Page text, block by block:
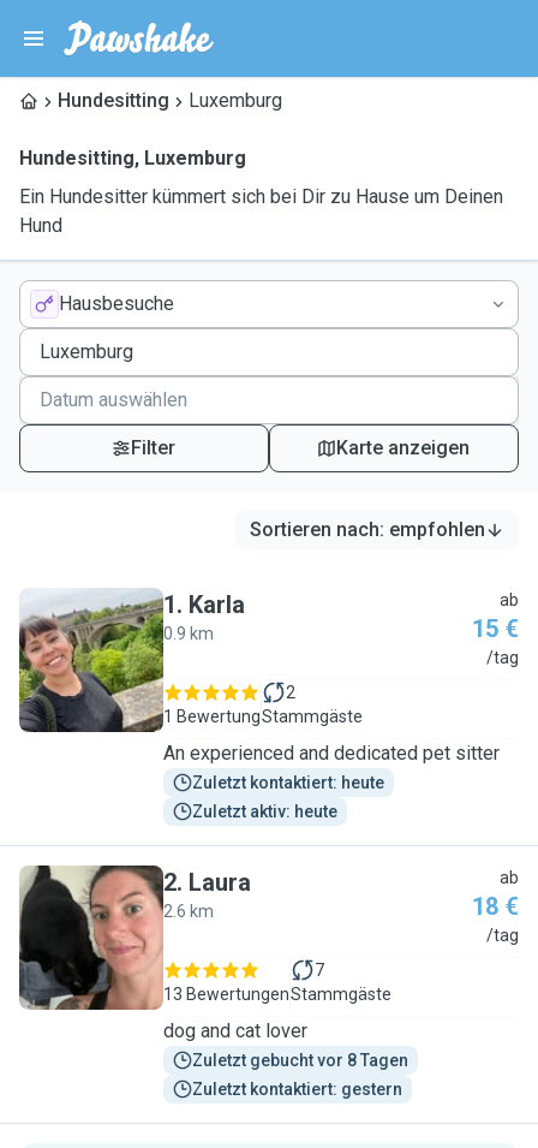
Hundesitting Luxemburg
Hundesitting, Luxemburg
Ein Hundesitter kümmert sich bei Dir zu Hause um Deinen
Hund
Hausbesuche
Filter Karte anzeigen
Sortieren nach: empfohlen
K
1. Karla
0.9 km
ab
15 €
/tag
1 Bewertung
2
Stammgäste
An experienced and dedicated pet sitter
Zuletzt kontaktiert: heute
Zuletzt aktiv: heute
L
2. Laura
2.6 km
ab
18 €
/tag
13 Bewertungen
7
Stammgäste
dog and cat lover
Zuletzt gebucht vor 8 Tagen
Zuletzt kontaktiert: gestern